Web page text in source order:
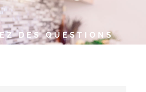
DES QUESTIONS